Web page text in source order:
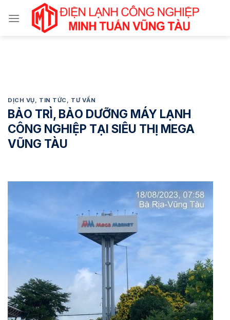
đến
DỊCH VỤ, TIN TỨC , TƯ VẤN
BẢO TRÌ, BẢO DƯỠNG MÁY LẠNH
CÔNG NGHIỆP TẠI SIÊU THỊ MEGA
VŨNG TÀU